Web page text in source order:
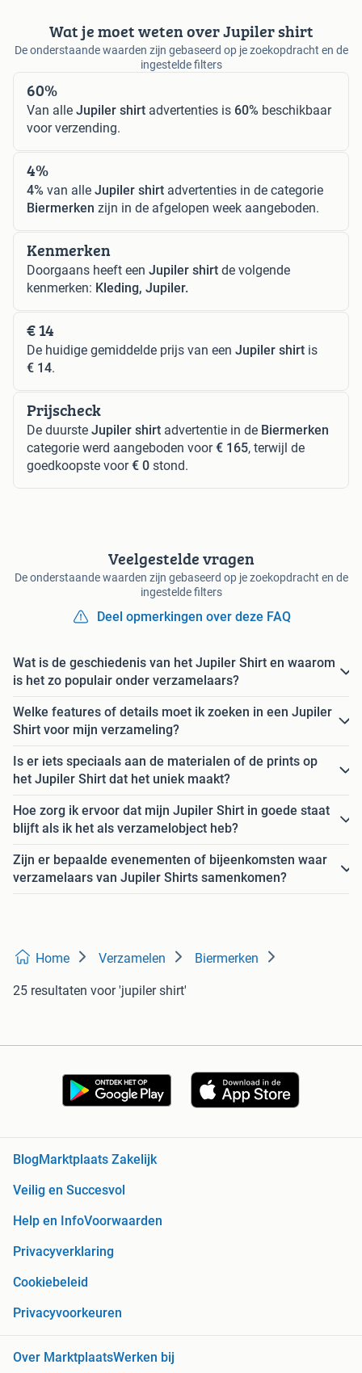
Wat je moet weten over Jupiler shirt
De onderstaande waarden zijn gebaseerd op je zoekopdracht en de
ingestelde filters
60%
Van alle Jupiler shirt advertenties is 60% beschikbaar
voor verzending.
4%
4% van alle Jupiler shirt advertenties in de categorie
Biermerken zijn in de afgelopen week aangeboden.
Kenmerken
Doorgaans heeft een Jupiler shirt de volgende
kenmerken: Kleding, Jupiler.
€ 14
De huidige gemiddelde prijs van een Jupiler shirt is
€ 14.
Prijscheck
De duurste Jupiler shirt advertentie in de Biermerken
categorie werd aangeboden voor€ 165, terwijl de
goedkoopste voor€ 0 stond.
Veelgestelde vragen
De onderstaande waarden zijn gebaseerd op je zoekopdracht en de
ingestelde filters
Deel opmerkingen over deze FAQ
Wat is de geschiedenis van het Jupiler Shirt en waarom
is het zo populair onder verzamelaars?
Welke features of details moet ik zoeken in een Jupiler
Shirt voor mijn verzameling?
Is er iets speciaals aan de materialen of de prints op
het Jupiler Shirt dat het uniek maakt?
Hoe zorg ik ervoor dat mijn Jupiler Shirt in goede staat
blijft als ik het als verzamelobject heb?
Zijn er bepaalde evenementen of bijeenkomsten waar
verzamelaars van Jupiler Shirts samenkomen?
Home Verzamelen Biermerken
25 resultaten voor 'jupiler shirt'
BlogMarktplaats Zakelijk
Veilig en Succesvol
Help en InfoVoorwaarden
Privacyverklaring
Cookiebeleid
Privacyvoorkeuren
Over MarktplaatsWerken bij